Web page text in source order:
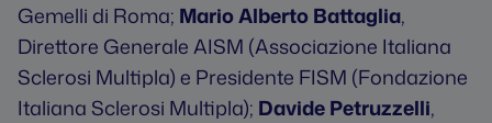
Gemelli di Roma; Mario Alberto Battaglia,
Direttore Generale AISM (Associazione Italiana
Sclerosi Multipla) e Presidente FISM (Fondazione
Italiana Sclerosi Multipla); Davide Petruzzelli,